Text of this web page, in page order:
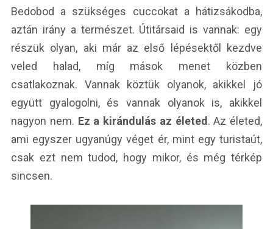
Bedobod a szükséges cuccokat a hátizsákodba,
aztán irány a természet. Útitársaid is vannak: egy
részük olyan, aki már az első lépésektől kezdve
veled halad, míg mások menet közben
csatlakoznak. Vannak köztük olyanok, akikkel jó
együtt gyalogolni, és vannak olyanok is, akikkel
nagyon nem. Ez a kirándulás az életed. Az életed,
ami egyszer ugyanúgy véget ér, mint egy turistaút,
csak ezt nem tudod, hogy mikor, és még térkép
sincsen.